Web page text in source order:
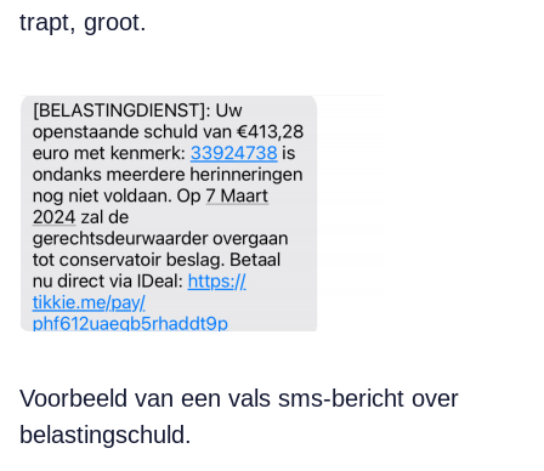
trapt, groot.
Voorbeeld van een vals sms-bericht over
belastingschuld.